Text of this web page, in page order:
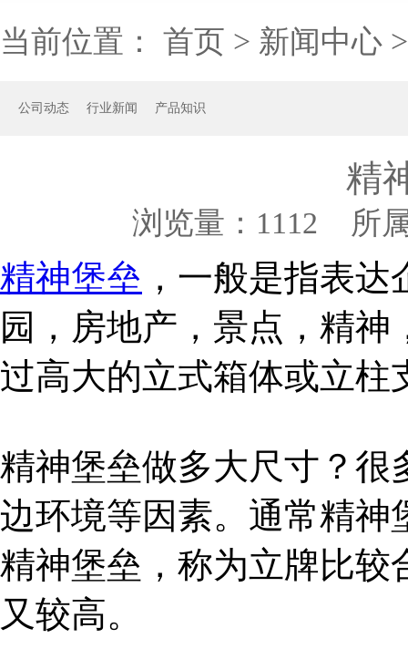
当前位置： 首页 > 新闻中心
公司动态 行业新闻 产品知识
精
浏览量： 1112 所
精神堡垒 ，一般是指表
园，房地产，景点，精
过高大的立式箱体或立柱
精神堡垒做多大尺寸？很
边环境等因素。通常精神
精神堡垒，称为立牌比较
又较高。